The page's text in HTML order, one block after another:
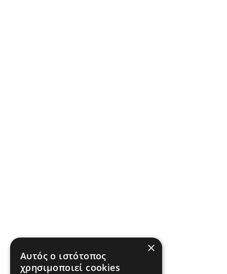
×
Αυτός ο ιστότοπος
χρησιμοποιεί cookies